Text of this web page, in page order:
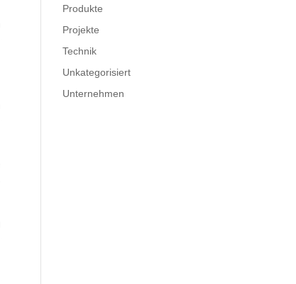
Produkte
Projekte
Technik
Unkategorisiert
Unternehmen